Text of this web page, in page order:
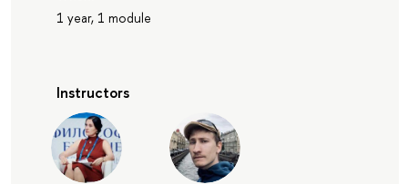
1 year, 1 module
Instructors